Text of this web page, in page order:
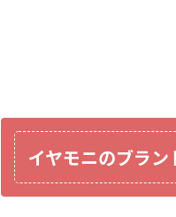
イヤモニのブラ